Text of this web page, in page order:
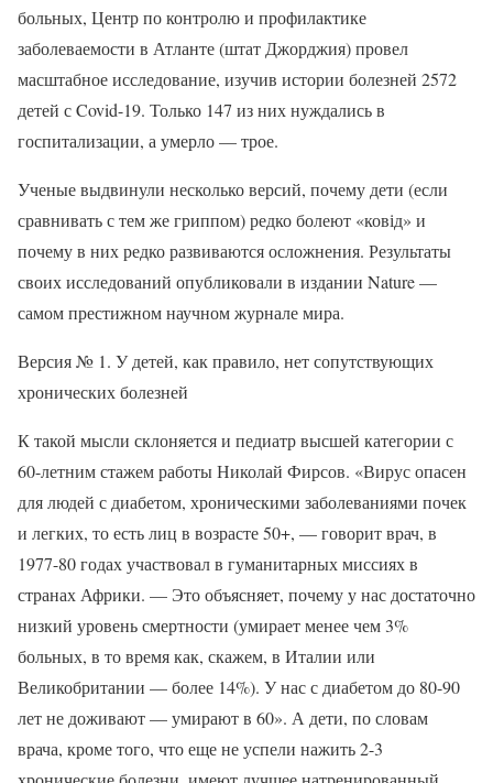
больных, Центр по контролю и профилактике
заболеваемости в Атланте (штат Джорджия) провел
масштабное исследование, изучив истории болезней 2572
детей с Covid-19. Только 147 из них нуждались в
госпитализации, а умерло — трое.
Ученые выдвинули несколько версий, почему дети (если
сравнивать с тем же гриппом) редко болеют «ковід» и
почему в них редко развиваются осложнения. Результаты
своих исследований опубликовали в издании Nature —
самом престижном научном журнале мира.
Версия № 1. У детей, как правило, нет сопутствующих
хронических болезней
К такой мысли склоняется и педиатр высшей категории с
60-летним стажем работы Николай Фирсов. «Вирус опасен
для людей с диабетом, хроническими заболеваниями почек
и легких, то есть лиц в возрасте 50+, — говорит врач, в
1977-80 годах участвовал в гуманитарных миссиях в
странах Африки. — Это объясняет, почему у нас достаточно
низкий уровень смертности (умирает менее чем 3%
больных, в то время как, скажем, в Италии или
Великобритании — более 14%). У нас с диабетом до 80-90
лет не доживают — умирают в 60». А дети, по словам
врача, кроме того, что еще не успели нажить 2-3